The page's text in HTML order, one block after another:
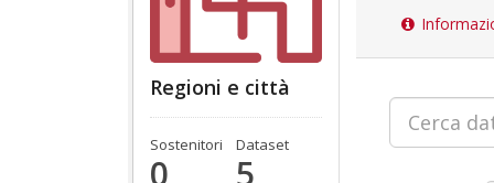
Regioni e città
Sostenitori
0
Dataset
5